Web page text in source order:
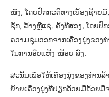
ໜຶ່ງ, ໂດຍປົກກະຕິທາງເບື້ອງຊ້າຍ
ຊັກ, ລ້າງຫຼືແຊ່. ຄັ້ງທີສອງ, ໂດຍປົ
ຄວາມຊຸ່ມອອກຈາກເຄື່ອງນຸ່ງຂອງ
ໃນການອົບແຫ້ງ ໜ້ອຍ ລົງ.
ສະນັ້ນເພື່ອໃຫ້ເຄື່ອງນຸ່ງຂອງທ່ານ
ຍ້າຍເຄື່ອງນຸ່ງທີ່ປຽກດ້ວຍມືດ້ວຍມື